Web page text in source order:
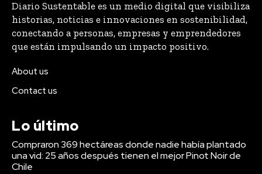
Diario Sustentable es un medio digital que visibiliza
historias, noticias e innovaciones en sostenibilidad,
conectando a personas, empresas y emprendedores
que están impulsando un impacto positivo.
About us
Contact us
Lo último
Compraron 369 hectáreas donde nadie había plantado
una vid: 25 años después tienen el mejor Pinot Noir de
Chile